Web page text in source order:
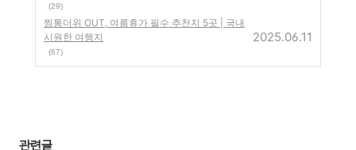
(29)
찜통더위 OUT, 여름휴가 필수 추천지 5곳 | 국내
시원한 여행지
(67)
2025.06.11
관련글